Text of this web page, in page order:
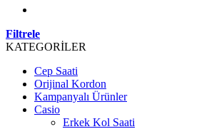
Filtrele
KATEGORİLER
Cep Saati
Orijinal Kordon
Kampanyalı Ürünler
Casio
Erkek Kol Saati